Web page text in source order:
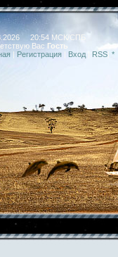
20:54 МСК/СПБ
Вас Гость
| Регистрация | Вход RSS *